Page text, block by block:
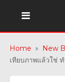
Home » New
เทียบภาพแล้วใช่